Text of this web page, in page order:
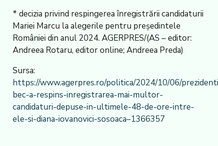
* decizia privind respingerea înregistrării candidaturii
Mariei Marcu la alegerile pentru preşedintele
României din anul 2024. AGERPRES/(AS – editor:
Andreea Rotaru, editor online; Andreea Preda)
Sursa:
https://www.agerpres.ro/politica/2024/10/06/
bec-a-respins-inregistrarea-mai-multor-
candidaturi-depuse-in-ultimele-48-de-ore-intre-
ele-si-diana-iovanovici-sosoaca–1366357